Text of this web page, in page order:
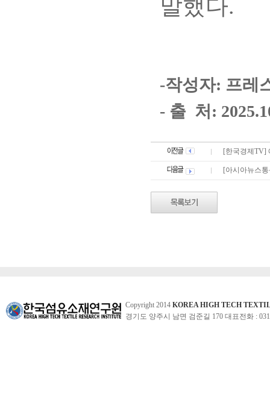
말했다.
-작성자: 프레
- 출 처:
[한국경제TV]
[아시아뉴스
Copyright 2014 KOREA HIGH TECH
경기도 양주시 남면 검준길 170 대표전화 :